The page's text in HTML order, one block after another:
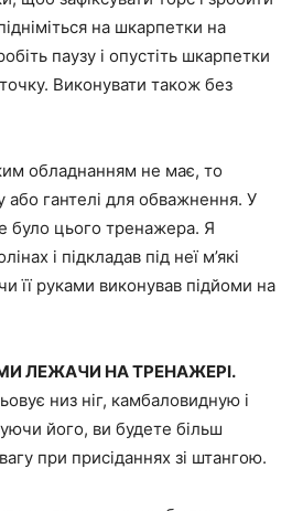
на шкарпетки на
паузу і опустіть шкарпетки
Виконувати також без
обладнанням не має, то
або гантелі для обважнення. У
було цього тренажера. Я
і підкладав під неї м’які
її руками виконував підйоми на
ЛЕЖАЧИ НА ТРЕНАЖЕРІ.
низ ніг, камбаловидную і
його, ви будете більш
при присіданнях зі штангою.